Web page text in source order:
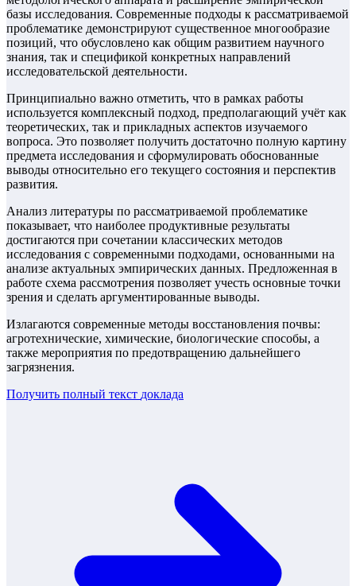
базы исследования. Современные подходы к рассматриваемой
проблематике демонстрируют существенное многообразие
позиций, что обусловлено как общим развитием научного
знания, так и спецификой конкретных направлений
исследовательской деятельности.
Принципиально важно отметить, что в рамках работы
используется комплексный подход, предполагающий учёт как
теоретических, так и прикладных аспектов изучаемого
вопроса. Это позволяет получить достаточно полную картину
предмета исследования и сформулировать обоснованные
выводы относительно его текущего состояния и перспектив
развития.
Анализ литературы по рассматриваемой проблематике
показывает, что наиболее продуктивные результаты
достигаются при сочетании классических методов
исследования с современными подходами, основанными на
анализе актуальных эмпирических данных. Предложенная в
работе схема рассмотрения позволяет учесть основные точки
зрения и сделать аргументированные выводы.
Излагаются современные методы восстановления почвы:
агротехнические, химические, биологические способы, а
также мероприятия по предотвращению дальнейшего
загрязнения.
Получить полный текст доклада